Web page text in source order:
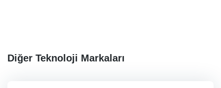
Diğer Teknoloji Markaları